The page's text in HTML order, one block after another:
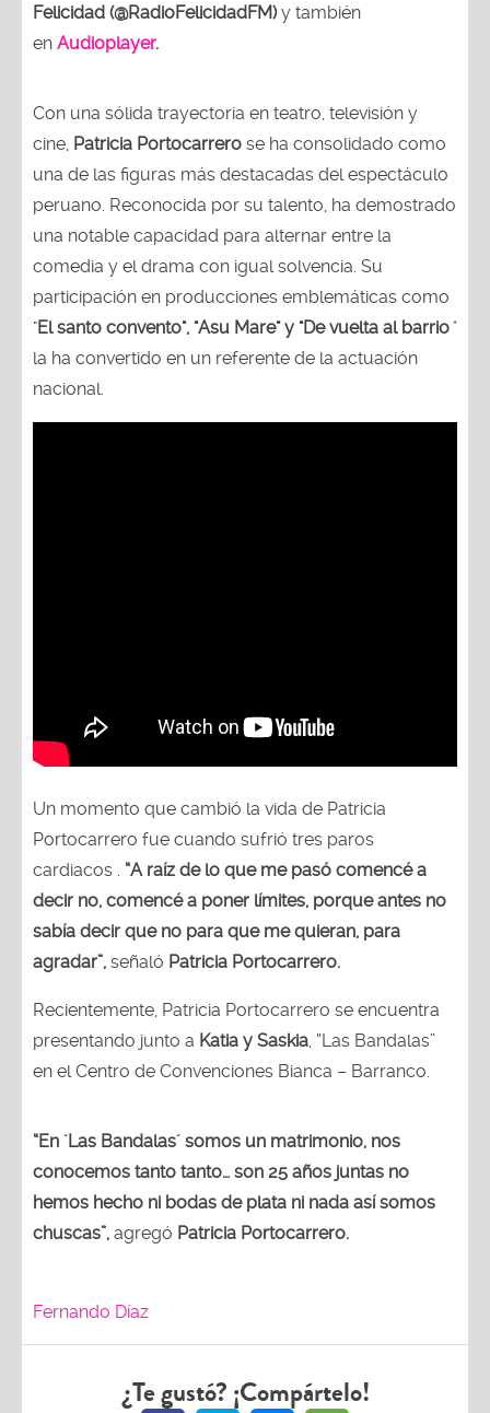
Felicidad (@RadioFelicidadFM)y también
en Audioplayer.
Con una sólida trayectoria en teatro, televisión y
cine, Patricia Portocarrero se ha consolidado como
una de las figuras más destacadas del espectáculo
peruano. Reconocida por su talento, ha demostrado
una notable capacidad para alternar entre la
comedia y el drama con igual solvencia. Su
participación en producciones emblemáticas como
"El santo convento", "Asu Mare" y "De vuelta al barrio"
la ha convertido en un referente de la actuación
nacional.
Un momento que cambió la vida de Patricia
Portocarrero fue cuando sufrió tres paros
cardiacos . “A raíz de lo que me pasó comencé a
decir no, comencé a poner límites, porque antes no
sabía decir que no para que me quieran, para
agradar”, señaló Patricia Portocarrero.
Recientemente, Patricia Portocarrero se encuentra
presentando junto a Katia y Saskia, “Las Bandalas”
en el Centro de Convenciones Bianca – Barranco.
“En ´Las Bandalas´ somos un matrimonio, nos
conocemos tanto tanto… son 25 años juntas no
hemos hecho ni bodas de plata ni nada así somos
chuscas”, agregó Patricia Portocarrero.
Fernando Díaz
¿Te gustó? ¡Compártelo!